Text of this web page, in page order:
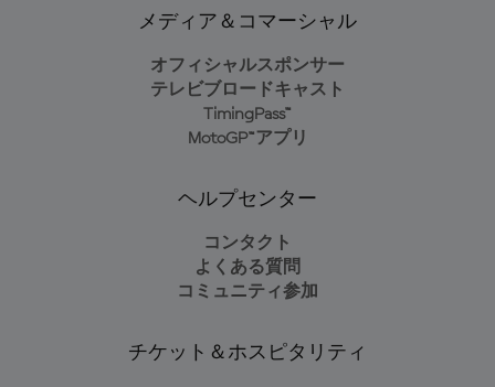
メディア＆コマーシャル
オフィシャルスポンサー
テレビブロードキャスト
TimingPass™
MotoGP™アプリ
ヘルプセンター
コンタクト
よくある質問
コミュニティ参加
チケット＆ホスピタリティ